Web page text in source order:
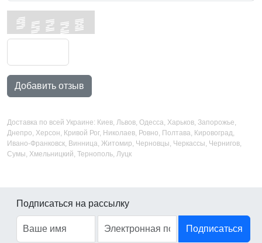
Добавить отзыв
Доставка по всей Украине: Киев, Львов, Одесса, Харьков, Запорожье,
Днепро, Херсон, Кривой Рог, Николаев, Ровно, Полтава, Кировоград,
Ивано-Франковск, Винница, Житомир, Черновцы, Черкассы, Чернигов,
Сумы, Хмельницкий, Тернополь, Луцк
Подписаться на рассылку
Подписаться